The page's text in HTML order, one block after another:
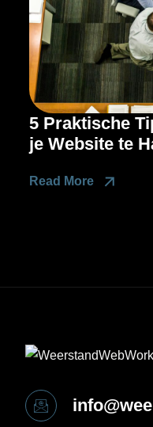
5 Praktische
je Website te
Read More